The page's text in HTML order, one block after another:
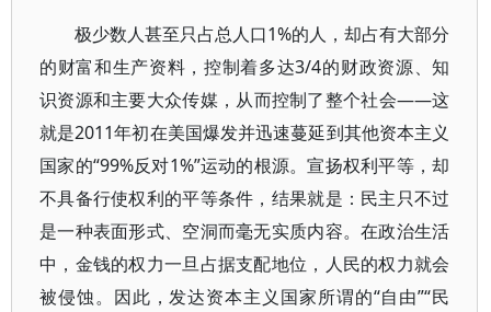
极少数人甚至只占总人口1%的人，却占有大部分
的财富和生产资料，控制着多达3/4的财政资源、知
识资源和主要大众传媒，从而控制了整个社会——这
就是2011年初在美国爆发并迅速蔓延到其他资本主义
国家的“99%反对1%”运动的根源。宣扬权利平等，却
不具备行使权利的平等条件，结果就是：民主只不过
是一种表面形式、空洞而毫无实质内容。在政治生活
中，金钱的权力一旦占据支配地位，人民的权力就会
被侵蚀。因此，发达资本主义国家所谓的“自由”“民